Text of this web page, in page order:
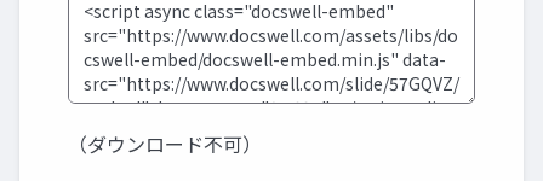
（ダウンロード不可）